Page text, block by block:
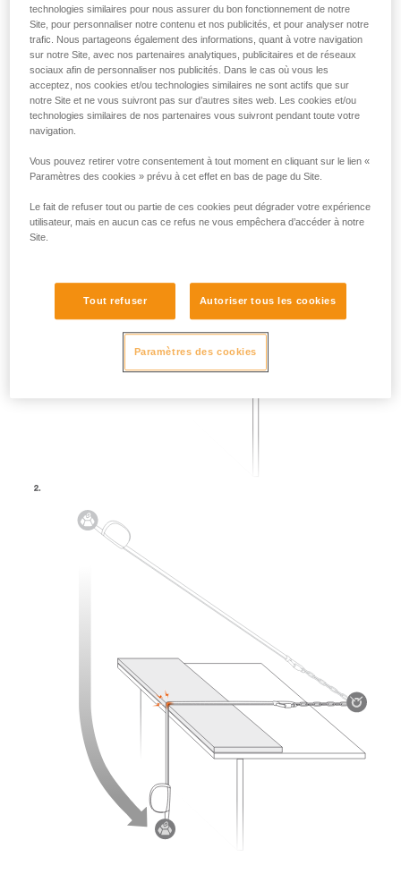
Masse 140 kg.
Hauteur de chute 2 m.
Frottement de la longe sur une arête métallique de rayon 0,5
mm.
Exigence : la longe ne doit pas être sectionnée.
technologies similaires pour nous assurer du bon fonctionnement de notre
Site, pour personnaliser notre contenu et nos publicités, et pour analyser notre
trafic. Nous partageons également des informations, quant à votre navigation
sur notre Site, avec nos partenaires analytiques, publicitaires et de réseaux
sociaux afin de personnaliser nos publicités. Dans le cas où vous les
acceptez, nos cookies et/ou technologies similaires ne sont actifs que sur
notre Site et ne vous suivront pas sur d’autres sites web. Les cookies et/ou
technologies similaires de nos partenaires vous suivront pendant toute votre
navigation.
Vous pouvez retirer votre consentement à tout moment en cliquant sur le lien «
Paramètres des cookies » prévu à cet effet en bas de page du Site.
Le fait de refuser tout ou partie de ces cookies peut dégrader votre expérience
utilisateur, mais en aucun cas ce refus ne vous empêchera d’accéder à notre
Site.
Tout refuser Autoriser tous les cookies
Paramètres des cookies